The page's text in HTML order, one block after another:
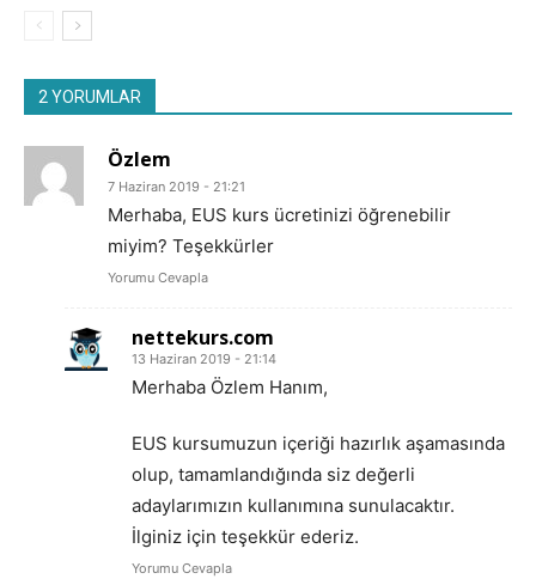
2 YORUMLAR
Özlem
7 Haziran 2019 - 21:21
Merhaba, EUS kurs ücretinizi öğrenebilir
miyim? Teşekkürler
Yorumu Cevapla
nettekurs.com
13 Haziran 2019 - 21:14
Merhaba Özlem Hanım,
EUS kursumuzun içeriği hazırlık aşamasında
olup, tamamlandığında siz değerli
adaylarımızın kullanımına sunulacaktır.
İlginiz için teşekkür ederiz.
Yorumu Cevapla